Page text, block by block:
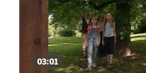
03:01